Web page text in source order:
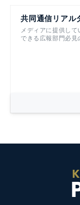
共同通信リアル
メディアに提供し
できる広報部門必見